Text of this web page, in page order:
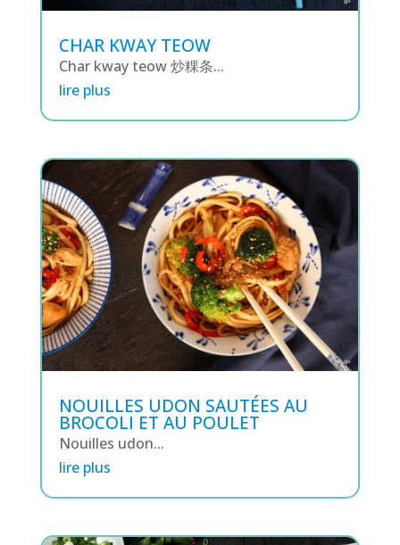
CHAR KWAY TEOW
Char kway teow 炒粿条...
lire plus
NOUILLES UDON SAUTÉES AU
BROCOLI ET AU POULET
Nouilles udon...
lire plus